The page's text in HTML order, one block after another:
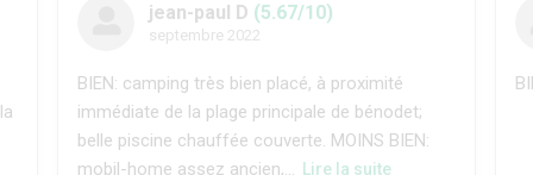
jean-paul D (5.67/10)
septembre 2022
BIEN: camping très bien placé, à proximité
immédiate de la plage principale de bénodet;
belle piscine chauffée couverte. MOINS BIEN:
mobil-home assez ancien,...
Lire la suite